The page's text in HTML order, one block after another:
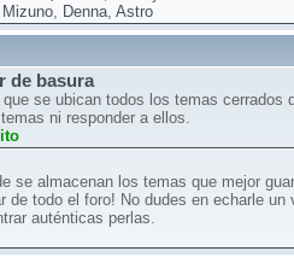
, Denna, Astro
de basura
se ubican todos los temas cerrados
ni responder a ellos.
se almacenan los temas que mejor
de todo el foro! No dudes en echarle un
auténticas perlas.